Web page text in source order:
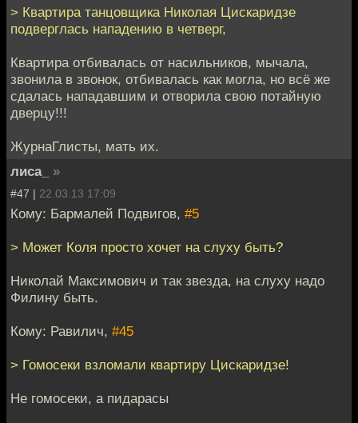
> Квартира танцовщика Николая Цискаридзе
подверглась нападению в четверг,
Квартира отбивалась от насильников, мычала,
звонила в звонок, отбивалась как могла, но всё же
сдалась нападавшим и отворила свою потайную
дверцу!!!
ЖурнаГлисты, мать их.
лиса_
»
#47 | 22.03.13 17:09
Кому: Бармалей Подвигов, #5
> Может Коля просто хочет на слуху быть?
Николай Максимович и так звезда, на слуху надо
Филину быть.
Кому: Равилич, #45
> Гомосеки взломали квартиру Цискаридзе!
Не гомосеки, а пидарасы